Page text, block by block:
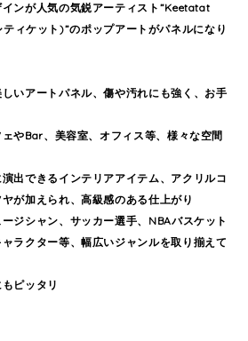
ンが人気の気鋭アーティスト”Keetatat
ィケット)”のポップアートがパネルになり
いアートパネル、傷や汚れにも強く、お手
やBar、美容室、オフィス等、様々な空間
出できるインテリアアイテム、アクリルコ
が加えられ、高級感のある仕上がり
ジシャン、サッカー選手、NBAバスケット
ラクター等、幅広いジャンルを取り揃えて
ピッタリ